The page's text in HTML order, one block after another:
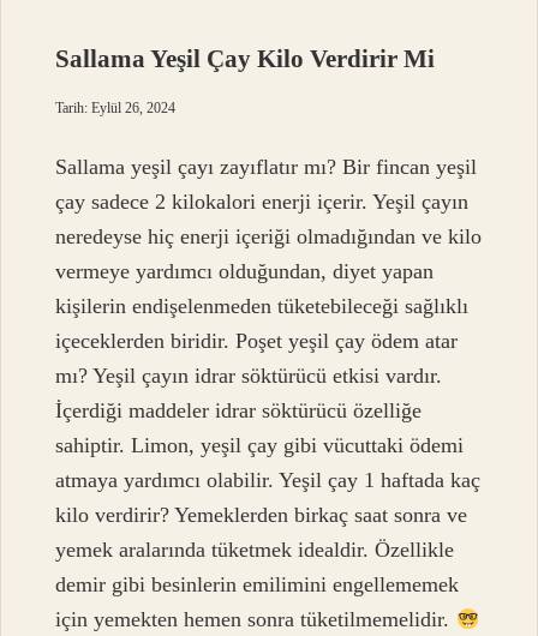
Sallama Yeşil Çay Kilo Verdirir Mi
Tarih: Eylül 26, 2024
Sallama yeşil çayı zayıflatır mı? Bir fincan yeşil
çay sadece 2 kilokalori enerji içerir. Yeşil çayın
neredeyse hiç enerji içeriği olmadığından ve kilo
vermeye yardımcı olduğundan, diyet yapan
kişilerin endişelenmeden tüketebileceği sağlıklı
içeceklerden biridir. Poşet yeşil çay ödem atar
mı? Yeşil çayın idrar söktürücü etkisi vardır.
İçerdiği maddeler idrar söktürücü özelliğe
sahiptir. Limon, yeşil çay gibi vücuttaki ödemi
atmaya yardımcı olabilir. Yeşil çay 1 haftada kaç
kilo verdirir? Yemeklerden birkaç saat sonra ve
yemek aralarında tüketmek idealdir. Özellikle
demir gibi besinlerin emilimini engellememek
için yemekten hemen sonra tüketilmemelidir.